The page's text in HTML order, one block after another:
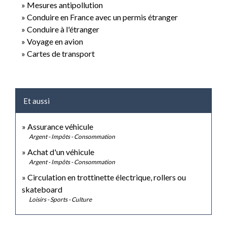
Mesures antipollution
Conduire en France avec un permis étranger
Conduire à l'étranger
Voyage en avion
Cartes de transport
Et aussi
Assurance véhicule
Argent - Impôts - Consommation
Achat d'un véhicule
Argent - Impôts - Consommation
Circulation en trottinette électrique, rollers ou
skateboard
Loisirs - Sports - Culture